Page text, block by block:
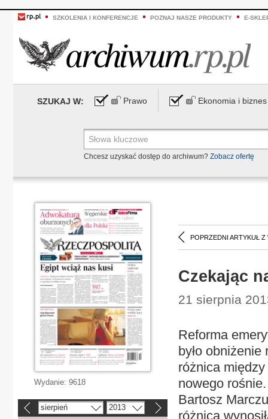
SZKOLENIA I KONFERENCJE POZNAJ NASZE PRODUKTY E-
SZUKAJ W: Prawo Ekonomia i biznes
Chcesz uzyskać dostęp do archiwum? Zobacz ofertę
POPRZEDNI ARTYKUŁ Z
Czekając
21 sierpnia
Reforma
było
różnica
nowego
Bartosz
różnica
Wydanie: 9618
sierpień 2013